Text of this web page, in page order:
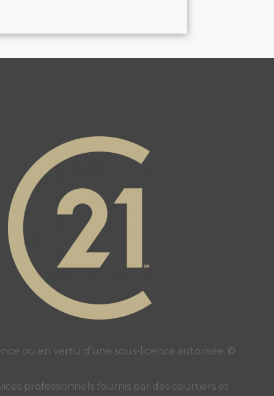
ou en vertu d’une sous-licence autorisée. ©
professionnels fournis par des courtiers et